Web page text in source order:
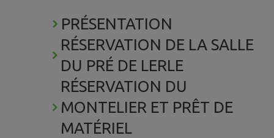
PRÉSENTATION
RÉSERVATION DE LA SALLE
DU PRÉ DE LERLE
RÉSERVATION DU
MONTELIER ET PRÊT DE
MATÉRIEL